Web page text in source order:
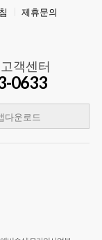
제휴문의
객센터
0633
다운로드